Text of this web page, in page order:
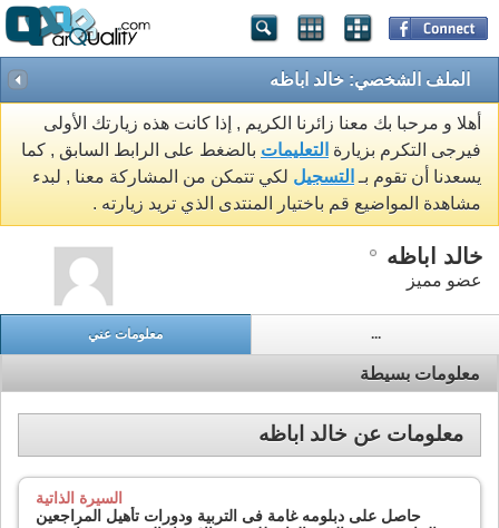
الملف الشخصي: خالد اباظه
أهلا و مرحبا بك معنا زائرنا الكريم , إذا كانت هذه زيارتك الأولى
فيرجى التكرم بزيارة التعليمات بالضغط على الرابط السابق , كما
يسعدنا أن تقوم بـ التسجيل لكي تتمكن من المشاركة معنا , لبدء
مشاهدة المواضيع قم باختيار المنتدى الذي تريد زيارته .
خالد اباظه
عضو مميز
معلومات عني ...
معلومات بسيطة
معلومات عن خالد اباظه
السيرة الذاتية
حاصل على دبلومه غامة فى التربية ودورات تأهيل المراجعين